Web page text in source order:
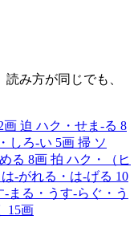
み方が同じでも、
画 迫 ハク・せま-る 8
しろ-い 5画 掃 ソ
る 8画 拍 ハク・（ヒ
-がれる・は-げる 10
まる・うす-らぐ・う
15画